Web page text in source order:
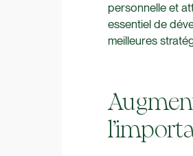
personnelle et
essentiel de
meilleures